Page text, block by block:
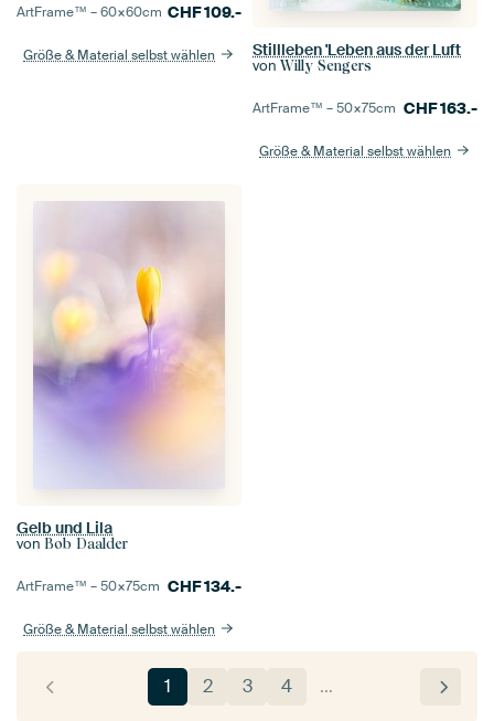
ArtFrame™ –60×60cm CHF109.-
Größe & Material selbst wählen Stillleben 'Leben aus der Luft
von Willy Sengers
ArtFrame™ –50×75cm CHF163.-
Größe & Material selbst wählen
Gelb und Lila
von Bob Daalder
ArtFrame™ –50×75cm CHF134.-
Größe & Material selbst wählen
1 2 3 4 …